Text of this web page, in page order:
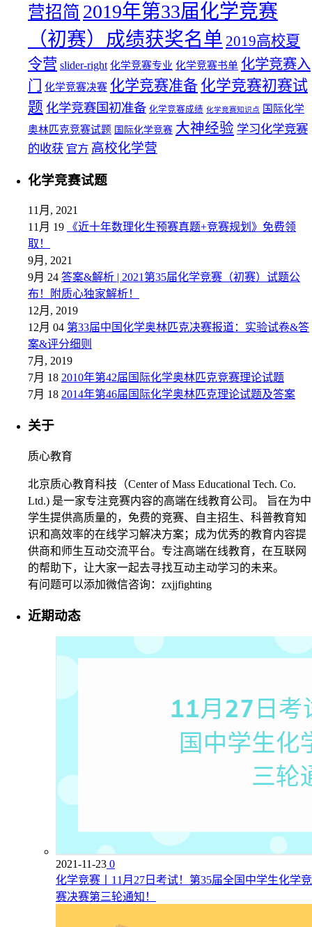
营招简 2019年第33届化学竞赛
（初赛）成绩获奖名单 2019高校夏
令营 slider-right 化学竞赛专业 化学竞赛书单 化学竞赛入
门
化学竞赛决赛 化学竞赛准备 化学竞赛初赛试
题 化学竞赛国初准备 化学竞赛成绩 化学竞赛知识点
国际化学
奥林匹克竞赛试题 国际化学竞赛 大神经验 学习化学竞赛
的收获 官方 高校化学营
化学竞赛试题
11月, 2021
11月 19
《近十年数理化生预赛真题+竞赛规划》免费领
取！
9月, 2021
9月 24 答案&解析 | 2021第35届化学竞赛（初赛）试题公
布！附质心独家解析！
12月, 2019
12月 04 第33届中国化学奥林匹克决赛报道：实验试卷&答
案&评分细则
7月, 2019
7月 18 2010年第42届国际化学奥林匹克竞赛理论试题
7月 18 2014年第46届国际化学奥林匹克理论试题及答案
关于
质心教育
北京质心教育科技（Center of Mass Educational Tech. Co.
Ltd.) 是一家专注竞赛内容的高端在线教育公司。 旨在为中
学生提供高质量的，免费的竞赛、自主招生、科普教育知
识和高效率的在线学习解决方案；成为优秀的教育内容提
供商和师生互动交流平台。专注高端在线教育，在互联网
的帮助下，让大家一起去寻找互动主动学习的未来。
有问题可以添加微信咨询：zxjjfighting
近期动态
2021-11-23 0
化学竞赛丨11月27日考试！第35届全国中学生化学竞
赛决赛第三轮通知！